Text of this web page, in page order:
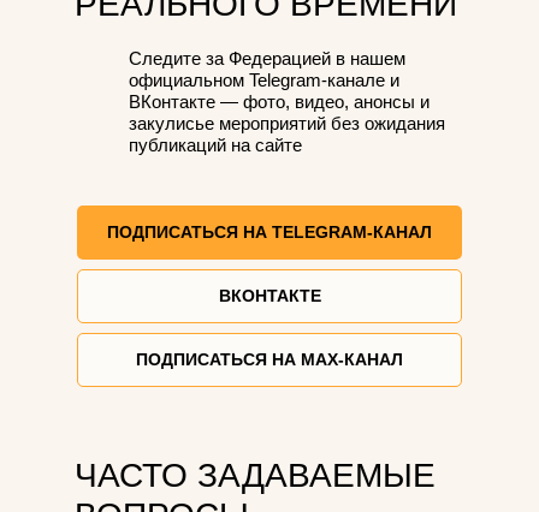
Следите за Федерацией в нашем
официальном Telegram-канале и
ВКонтакте — фото, видео, анонсы и
закулисье мероприятий без ожидания
публикаций на сайте
ПОДПИСАТЬСЯ НА TELEGRAM-КАНАЛ
ВКОНТАКТЕ
ПОДПИСАТЬСЯ НА MAX-КАНАЛ
ЧАСТО ЗАДАВАЕМЫЕ